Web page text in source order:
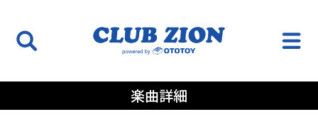
楽曲詳細